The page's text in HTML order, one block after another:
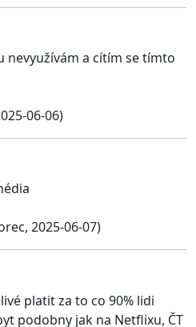
nevyužívám a cítím se tímto
06-06)
2025-06-07)
platit za to co 90% lidi
podobny jak na Netflixu, ČT